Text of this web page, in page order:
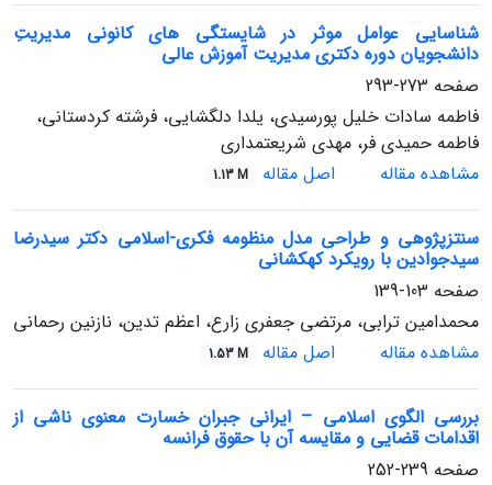
شناسایی عوامل موثر در شایستگی های کانونی مدیریتِ
دانشجویان دوره دکتری مدیریت آموزش عالی
صفحه 273-293
فاطمه سادات خلیل پورسیدی، یلدا دلگشایی، فرشته کردستانی،
فاطمه حمیدی فر، مهدی شریعتمداری
مشاهده مقاله
اصل مقاله 1.13 M
سنتزپژوهی و طراحی مدل منظومه فکری-اسلامی دکتر سیدرضا
سیدجوادین با رویکرد کهکشانی
صفحه 103-139
محمدامین ترابی، مرتضی جعفری زارع، اعظم تدین، نازنین رحمانی
مشاهده مقاله
اصل مقاله 1.53 M
بررسی الگوی اسلامی – ایرانی جبران خسارت معنوی ناشی از
اقدامات قضایی و مقایسه آن با حقوق فرانسه
صفحه 239-252